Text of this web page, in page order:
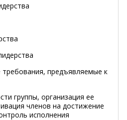
предъявляемые к
группы, организация ее
членов на достижение
исполнения